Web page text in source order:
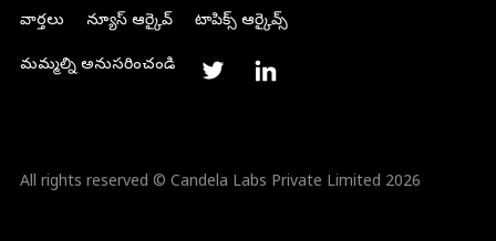
వార్తలు
న్యూస్ ఆర్కైవ్ టాపిక్స్ ఆర్కైవ్స్
మమ్మల్ని అనుసరించండి
All rights reserved © Candela Labs Private Limited 2026